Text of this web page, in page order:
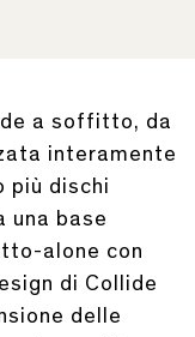
a soffitto, da
interamente
più dischi
una base
alone con
di Collide
delle